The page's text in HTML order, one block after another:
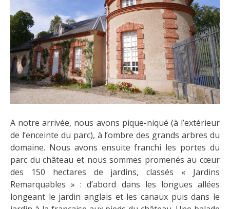
A notre arrivée, nous avons pique-niqué (à l’extérieur
de l’enceinte du parc), à l’ombre des grands arbres du
domaine. Nous avons ensuite franchi les portes du
parc du château et nous sommes promenés au cœur
des 150 hectares de jardins, classés « Jardins
Remarquables » : d’abord dans les longues allées
longeant le jardin anglais et les canaux puis dans le